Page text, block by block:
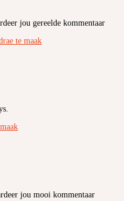
jou gereelde kommentaar
te maak
jou mooi kommentaar